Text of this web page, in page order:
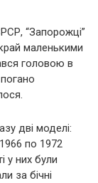
“Запорожці”
маленькими
головою в
дві моделі:
по 1972
у них були
за бічні